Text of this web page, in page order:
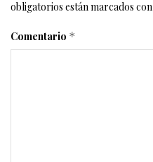
obligatorios están marcados con
Comentario *